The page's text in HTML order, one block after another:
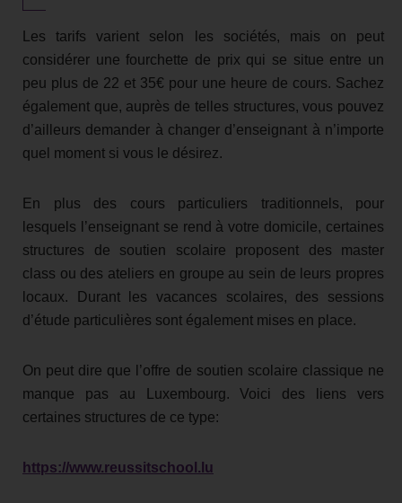
Les tarifs varient selon les sociétés, mais on peut
considérer une fourchette de prix qui se situe entre un
peu plus de 22 et 35€ pour une heure de cours. Sachez
également que, auprès de telles structures, vous pouvez
d’ailleurs demander à changer d’enseignant à n’importe
quel moment si vous le désirez.
En plus des cours particuliers traditionnels, pour
lesquels l’enseignant se rend à votre domicile, certaines
structures de soutien scolaire proposent des master
class ou des ateliers en groupe au sein de leurs propres
locaux. Durant les vacances scolaires, des sessions
d’étude particulières sont également mises en place.
On peut dire que l’offre de soutien scolaire classique ne
manque pas au Luxembourg. Voici des liens vers
certaines structures de ce type:
https://www.reussitschool.lu